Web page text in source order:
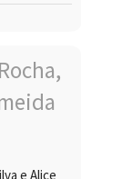
e Alice